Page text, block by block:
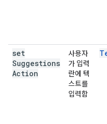
set
Suggestions
Action
사용자
가 입력
란에 텍
스트를
입력함